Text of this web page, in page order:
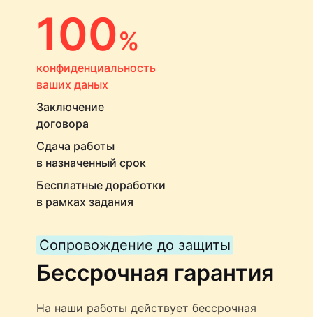
100%
конфиденциальность
ваших даных
Заключение
договора
Сдача работы
в назначенный срок
Бесплатные доработки
в рамках задания
Сопровождение до защиты
Бессрочная гарантия
На наши работы действует бессрочная